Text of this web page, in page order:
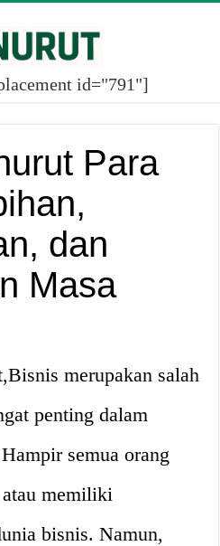
id="791"]
Para
dan
Masa
merupakan salah
penting dalam
semua orang
memiliki
bisnis. Namun,